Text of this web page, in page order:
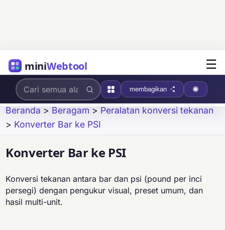
miniWebtool ☰
membagikan
Beranda > Beragam > Peralatan konversi tekanan
> Konverter Bar ke PSI
Konverter Bar ke PSI
Konversi tekanan antara bar dan psi (pound per inci
persegi) dengan pengukur visual, preset umum, dan
hasil multi-unit.